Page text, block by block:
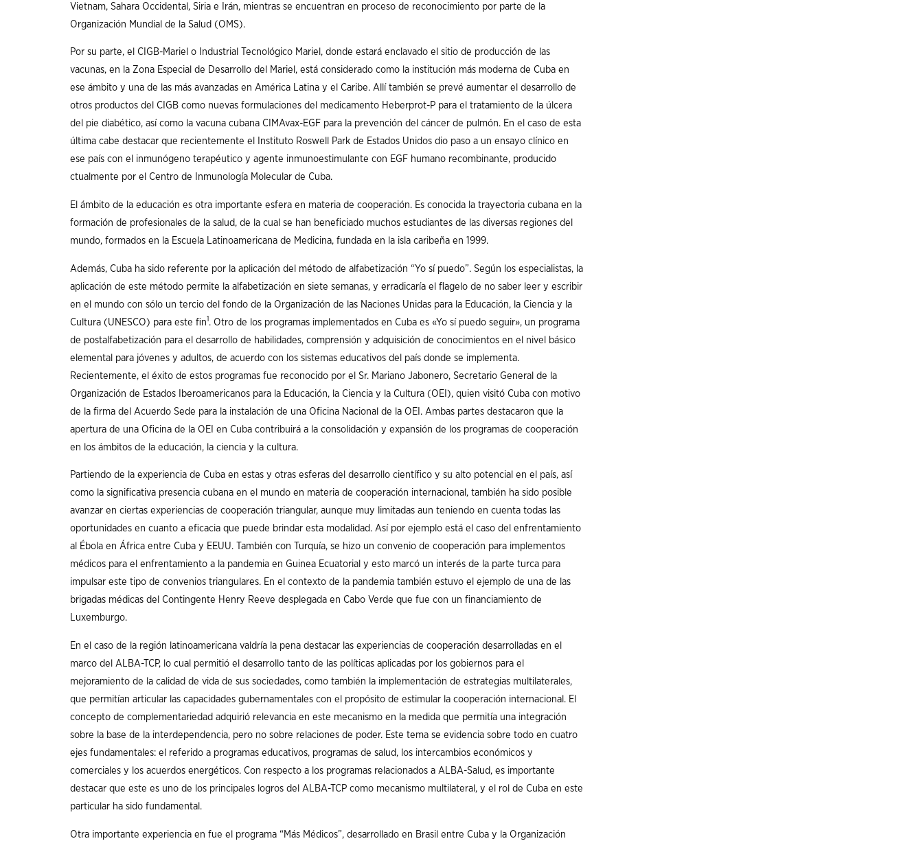
Vietnam, Sahara Occidental, Siria e Irán, mientras se encuentran en proceso de reconocimiento por parte de la
Organización Mundial de la Salud (OMS).
Por su parte, el CIGB-Mariel o Industrial Tecnológico Mariel, donde estará enclavado el sitio de producción de las
vacunas, en la Zona Especial de Desarrollo del Mariel, está considerado como la institución más moderna de Cuba en
ese ámbito y una de las más avanzadas en América Latina y el Caribe. Allí también se prevé aumentar el desarrollo de
otros productos del CIGB como nuevas formulaciones del medicamento Heberprot-P para el tratamiento de la úlcera
del pie diabético, así como la vacuna cubana CIMAvax-EGF para la prevención del cáncer de pulmón. En el caso de esta
última cabe destacar que recientemente el Instituto Roswell Park de Estados Unidos dio paso a un ensayo clínico en
ese país con el inmunógeno terapéutico y agente inmunoestimulante con EGF humano recombinante, producido
ctualmente por el Centro de Inmunología Molecular de Cuba.
El ámbito de la educación es otra importante esfera en materia de cooperación. Es conocida la trayectoria cubana en la
formación de profesionales de la salud, de la cual se han beneficiado muchos estudiantes de las diversas regiones del
mundo, formados en la Escuela Latinoamericana de Medicina, fundada en la isla caribeña en 1999.
Además, Cuba ha sido referente por la aplicación del método de alfabetización “Yo sí puedo”. Según los especialistas, la
aplicación de este método permite la alfabetización en siete semanas, y erradicaría el flagelo de no saber leer y escribir
en el mundo con sólo un tercio del fondo de la Organización de las Naciones Unidas para la Educación, la Ciencia y la
Cultura (UNESCO) para este fin1. Otro de los programas implementados en Cuba es «Yo sí puedo seguir», un programa
de postalfabetización para el desarrollo de habilidades, comprensión y adquisición de conocimientos en el nivel básico
elemental para jóvenes y adultos, de acuerdo con los sistemas educativos del país donde se implementa.
Recientemente, el éxito de estos programas fue reconocido por el Sr. Mariano Jabonero, Secretario General de la
Organización de Estados Iberoamericanos para la Educación, la Ciencia y la Cultura (OEI), quien visitó Cuba con motivo
de la firma del Acuerdo Sede para la instalación de una Oficina Nacional de la OEI. Ambas partes destacaron que la
apertura de una Oficina de la OEI en Cuba contribuirá a la consolidación y expansión de los programas de cooperación
en los ámbitos de la educación, la ciencia y la cultura.
Partiendo de la experiencia de Cuba en estas y otras esferas del desarrollo científico y su alto potencial en el país, así
como la significativa presencia cubana en el mundo en materia de cooperación internacional, también ha sido posible
avanzar en ciertas experiencias de cooperación triangular, aunque muy limitadas aun teniendo en cuenta todas las
oportunidades en cuanto a eficacia que puede brindar esta modalidad. Así por ejemplo está el caso del enfrentamiento
al Ébola en África entre Cuba y EEUU. También con Turquía, se hizo un convenio de cooperación para implementos
médicos para el enfrentamiento a la pandemia en Guinea Ecuatorial y esto marcó un interés de la parte turca para
impulsar este tipo de convenios triangulares. En el contexto de la pandemia también estuvo el ejemplo de una de las
brigadas médicas del Contingente Henry Reeve desplegada en Cabo Verde que fue con un financiamiento de
Luxemburgo.
En el caso de la región latinoamericana valdría la pena destacar las experiencias de cooperación desarrolladas en el
marco del ALBA-TCP, lo cual permitió el desarrollo tanto de las políticas aplicadas por los gobiernos para el
mejoramiento de la calidad de vida de sus sociedades, como también la implementación de estrategias multilaterales,
que permitían articular las capacidades gubernamentales con el propósito de estimular la cooperación internacional. El
concepto de complementariedad adquirió relevancia en este mecanismo en la medida que permitía una integración
sobre la base de la interdependencia, pero no sobre relaciones de poder. Este tema se evidencia sobre todo en cuatro
ejes fundamentales: el referido a programas educativos, programas de salud, los intercambios económicos y
comerciales y los acuerdos energéticos. Con respecto a los programas relacionados a ALBA-Salud, es importante
destacar que este es uno de los principales logros del ALBA-TCP como mecanismo multilateral, y el rol de Cuba en este
particular ha sido fundamental.
Otra importante experiencia en fue el programa “Más Médicos”, desarrollado en Brasil entre Cuba y la Organización